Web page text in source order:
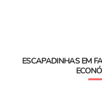
ESCAPADINHAS EM